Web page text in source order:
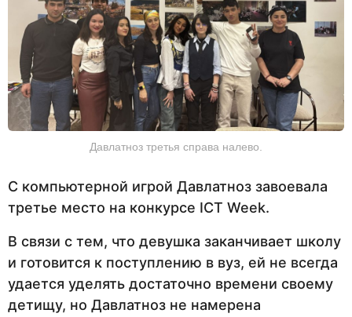
Давлатноз третья справа налево.
С компьютерной игрой Давлатноз завоевала
третье место на конкурсе ICT Week.
В связи с тем, что девушка заканчивает школу
и готовится к поступлению в вуз, ей не всегда
удается уделять достаточно времени своему
детищу, но Давлатноз не намерена